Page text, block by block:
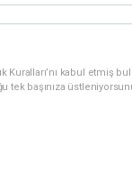
Kuralları’nı kabul etmiş
tek başınıza